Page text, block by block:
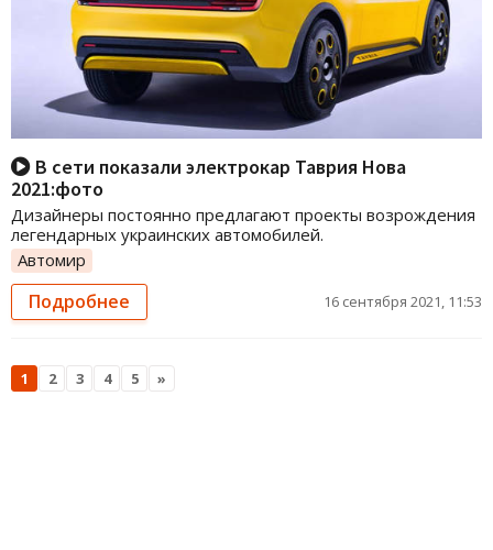
В сети показали электрокар Таврия Нова
2021:фото
Дизайнеры постоянно предлагают проекты возрождения
легендарных украинских автомобилей.
Автомир
Подробнее 16 сентября 2021, 11:53
1 2 3 4 5 »